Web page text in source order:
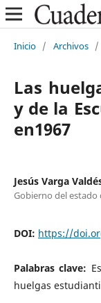
Inicio / Archivos /
Las
y de la
en1967
Jesús Varga
Gobierno del estado
DOI: https://
Palabras clave:
huelgas